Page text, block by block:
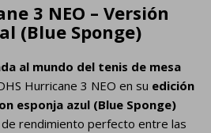
3 NEO – Versión
(Blue Sponge)
al mundo del tenis de mesa
Hurricane 3 NEO en su edición
esponja azul (Blue Sponge)
rendimiento perfecto entre las